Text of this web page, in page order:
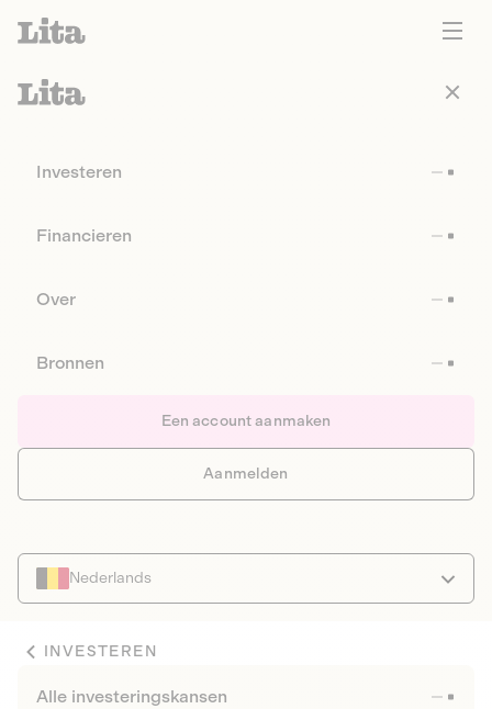
Investeren
Financieren
Over
Bronnen
Een account aanmaken
Aanmelden
Nederlands
INVESTEREN
Alle investeringskansen